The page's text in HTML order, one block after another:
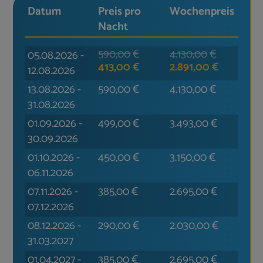
Datum
Preis pro
Nacht
Wochen­preis
05.08.2026-
12.08.2026
590,00€
413,00€
4.130,00€
2.891,00€
13.08.2026-
31.08.2026
590,00€ 4.130,00€
01.09.2026-
30.09.2026
499,00€ 3.493,00€
01.10.2026-
06.11.2026
450,00€ 3.150,00€
07.11.2026-
07.12.2026
385,00€ 2.695,00€
08.12.2026-
31.03.2027
290,00€ 2.030,00€